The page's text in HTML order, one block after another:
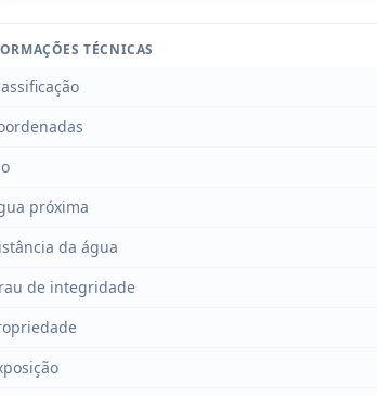
TÉCNICAS
próxima
da água
de integridade